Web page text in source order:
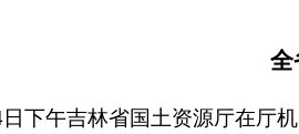
全
日下午吉林省国土资源厅在厅